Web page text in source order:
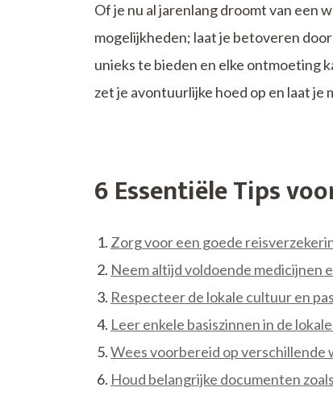
Of je nu al jarenlang droomt van een
mogelijkheden; laat je betoveren
unieks te bieden en elke ontmoeting
zet je avontuurlijke hoed op en laat
6 Essentiële Tips
Zorg voor een goede
Neem altijd voldoende medicijnen
Respecteer de lokale cultuur en
Leer enkele basiszinnen in de
Wees voorbereid op verschillende
Houd belangrijke documenten